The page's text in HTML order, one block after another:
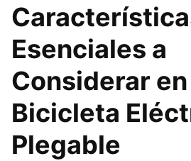
Esenciales a
Considerar
Bicicleta
Plegable